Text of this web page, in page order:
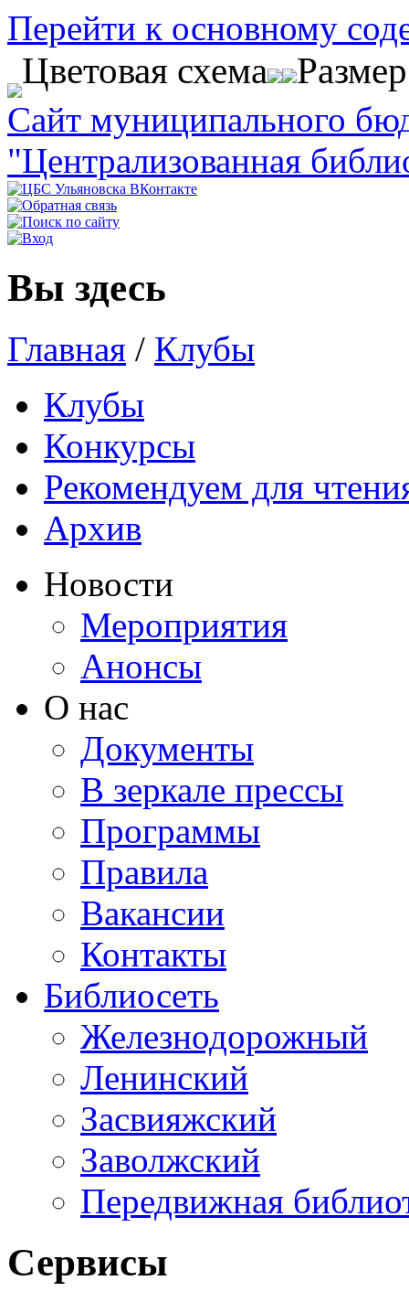
Перейти к основному
Цветовая схема
Сайт муниципального
"Централизованная
Вы здесь
Главная / Клубы
Клубы
Конкурсы
Рекомендуем для
Архив
Новости
Мероприятия
Анонсы
О нас
Документы
В зеркале прессы
Программы
Правила
Вакансии
Контакты
Библиосеть
Железнодорожный
Ленинский
Засвияжский
Заволжский
Передвижная
Сервисы